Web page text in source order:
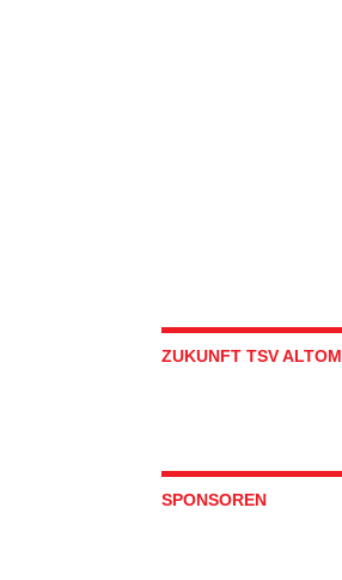
ZUKUNFT TSV
SPONSOREN